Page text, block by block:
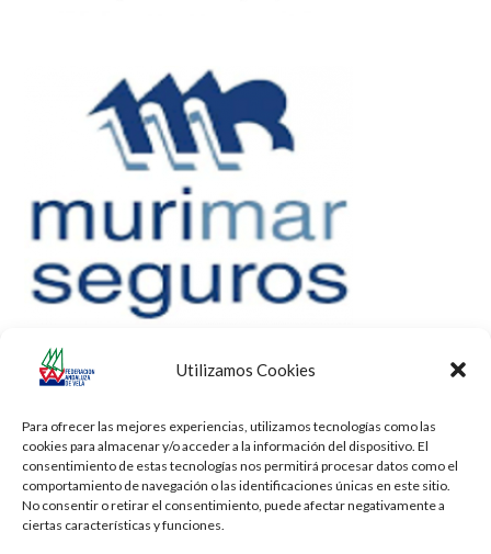
Utilizamos Cookies
Para ofrecer las mejores experiencias, utilizamos tecnologías como las
cookies para almacenar y/o acceder a la información del dispositivo. El
consentimiento de estas tecnologías nos permitirá procesar datos como el
comportamiento de navegación o las identificaciones únicas en este sitio.
No consentir o retirar el consentimiento, puede afectar negativamente a
ciertas características y funciones.